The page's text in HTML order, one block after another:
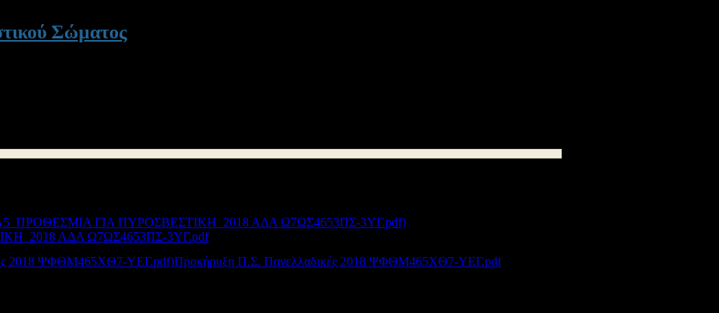
Σώματος
ΑΔΑ Ω7ΩΣ4653ΠΣ-3ΥΓ.pdf
Προκήρυξη Π.Σ. Πανελλαδικές 2018 ΨΦΘΜ465ΧΘ7-ΥΕΓ.pdf